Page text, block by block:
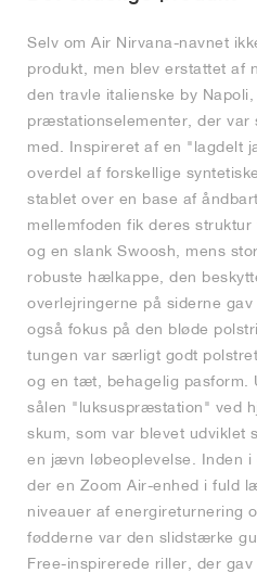
Selv om Air Nirvana-navnet
produkt, men blev erstattet af
den travle italienske by
præstationselementer, der var
med. Inspireret af en "lagdelt
overdel af forskellige
stablet over en base af
mellemfoden fik deres
og en slank Swoosh, mens
robuste hælkappe, den
overlejringerne på siderne
også fokus på den bløde
tungen var særligt godt
og en tæt, behagelig pasform.
sålen "luksuspræstation" ved
skum, som var blevet udviklet
en jævn løbeoplevelse. Inden i
der en Zoom Air-enhed i fuld
niveauer af energireturnering
fødderne var den slidstærke
Free-inspirerede riller, der